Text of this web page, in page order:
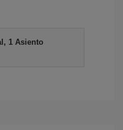
1 Asiento